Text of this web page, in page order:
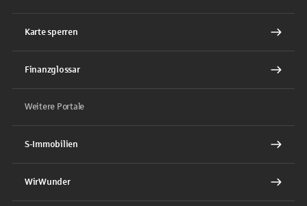
Karte sperren
Finanzglossar
Weitere Portale
S-Immobilien
WirWunder